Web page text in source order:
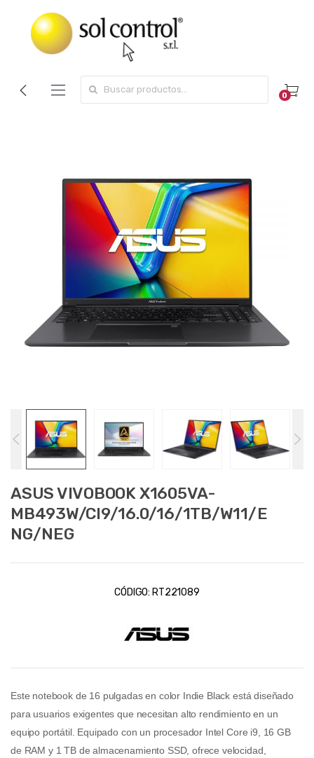
0
ASUS VIVOBOOK X1605VA-
MB493W/CI9/16.0/16/1TB/W11/E
NG/NEG
CÓDIGO: RT221089
Este notebook de 16 pulgadas en color Indie Black está diseñado
para usuarios exigentes que necesitan alto rendimiento en un
equipo portátil. Equipado con un procesador Intel Core i9, 16 GB
de RAM y 1 TB de almacenamiento SSD, ofrece velocidad,